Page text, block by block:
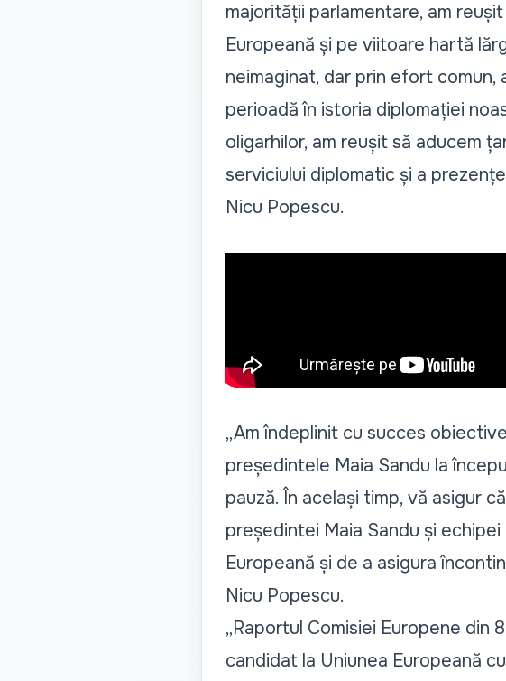
majorității parlamentare, am
Europeană și pe viitoare hartă
neimaginat, dar prin efort comun,
perioadă în istoria diplomației
oligarhilor, am reușit să aducem
serviciului diplomatic și a
Nicu Popescu.
„Am îndeplinit cu succes
președintele Maia Sandu la
pauză. În același timp, vă asigur
președintei Maia Sandu și
Europeană și de a asigura
Nicu Popescu.
„Raportul Comisiei Europene din
candidat la Uniunea Europeană